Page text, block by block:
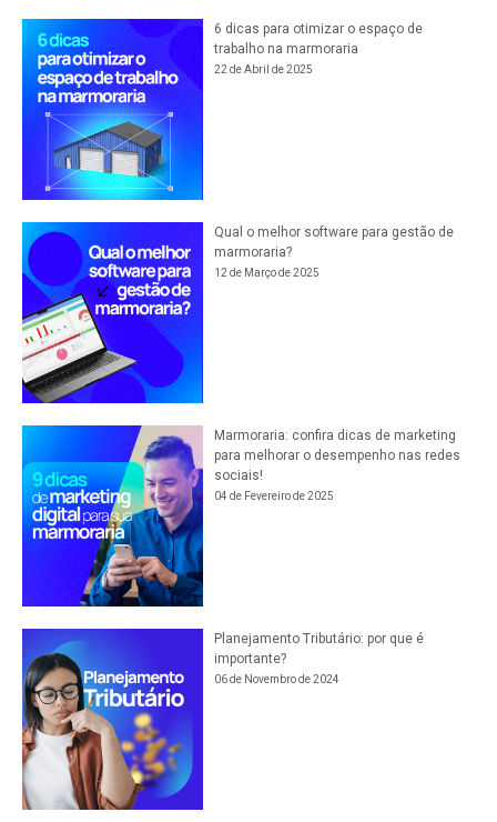
6 dicas para otimizar o espaço de
trabalho na marmoraria
22 de Abril de 2025
Qual o melhor software para gestão de
marmoraria?
12 de Março de 2025
Marmoraria: confira dicas de marketing
para melhorar o desempenho nas redes
sociais!
04 de Fevereiro de 2025
Planejamento Tributário: por que é
importante?
06 de Novembro de 2024